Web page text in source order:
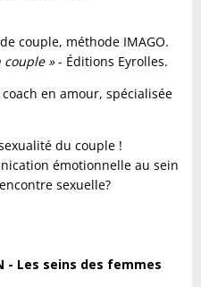
couple, méthode IMAGO.
couple »- Éditions Eyrolles.
en amour, spécialisée
du couple !
émotionnelle au sein
sexuelle?
- Les seins des femmes